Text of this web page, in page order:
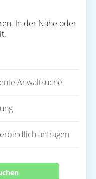
In der Nähe oder
Anwaltsuche
anfragen